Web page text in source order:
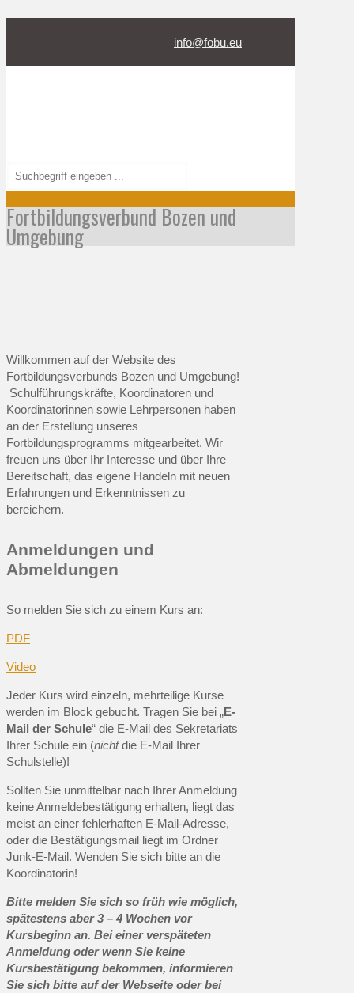
info@fobu.eu
Fortbildungsverbund Bozen und
Umgebung
Willkommen auf der Website des
Fortbildungsverbunds Bozen und Umgebung!
Schulführungskräfte, Koordinatoren und
Koordinatorinnen sowie Lehrpersonen haben
an der Erstellung unseres
Fortbildungsprogramms mitgearbeitet. Wir
freuen uns über Ihr Interesse und über Ihre
Bereitschaft, das eigene Handeln mit neuen
Erfahrungen und Erkenntnissen zu
bereichern.
Anmeldungen und
Abmeldungen
So melden Sie sich zu einem Kurs an:
PDF
Video
Jeder Kurs wird einzeln, mehrteilige Kurse
werden im Block gebucht. Tragen Sie bei „E-
Mail der Schule“ die E-Mail des Sekretariats
Ihrer Schule ein (nichtdie E-Mail Ihrer
Schulstelle)!
Sollten Sie unmittelbar nach Ihrer Anmeldung
keine Anmeldebestätigung erhalten, liegt das
meist an einer fehlerhaften E-Mail-Adresse,
oder die Bestätigungsmail liegt im Ordner
Junk-E-Mail. Wenden Sie sich bitte an die
Koordinatorin!
Bitte melden Sie sich so früh wie möglich,
spätestens aber 3 – 4 Wochen vor
Kursbeginn an. Bei einer verspäteten
Anmeldung oder wenn Sie keine
Kursbestätigung bekommen, informieren
Sie sich bitte auf der Webseite oder bei